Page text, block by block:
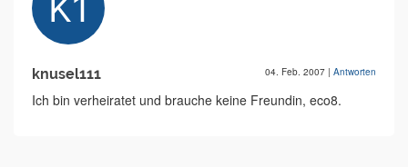
knusel111 04. Feb. 2007 | Antworten
Ich bin verheiratet und brauche keine Freundin, eco8.